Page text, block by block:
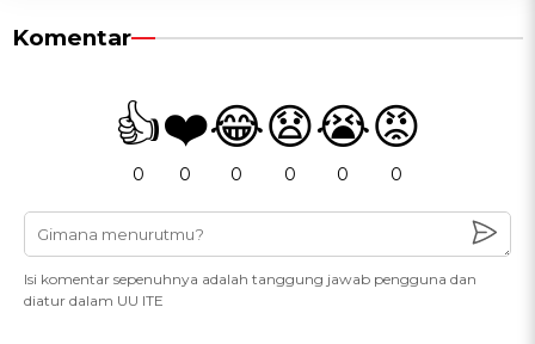
Komentar
👍
0
❤️
0
😂
0
😧
0
😭
0
😡
0
Isi komentar sepenuhnya adalah tanggung jawab pengguna dan
diatur dalam UU ITE